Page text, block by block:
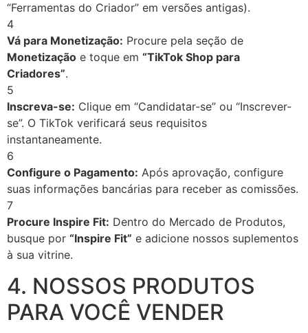
“Ferramentas do Criador” em versões antigas).
4
Vá para Monetização: Procure pela seção de
Monetização e toque em “TikTok Shop para
Criadores”.
5
Inscreva-se: Clique em “Candidatar-se” ou “Inscrever-
se”. O TikTok verificará seus requisitos
instantaneamente.
6
Configure o Pagamento: Após aprovação, configure
suas informações bancárias para receber as comissões.
7
Procure Inspire Fit: Dentro do Mercado de Produtos,
busque por “Inspire Fit” e adicione nossos suplementos
à sua vitrine.
4. NOSSOS PRODUTOS
PARA VOCÊ VENDER